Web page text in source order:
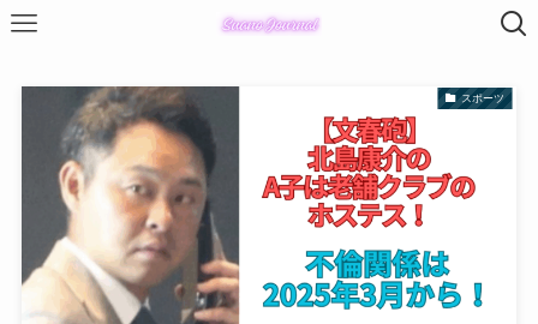
スポーツ